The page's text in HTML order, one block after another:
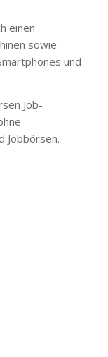
einen
sowie
und
Job-
Jobbörsen.